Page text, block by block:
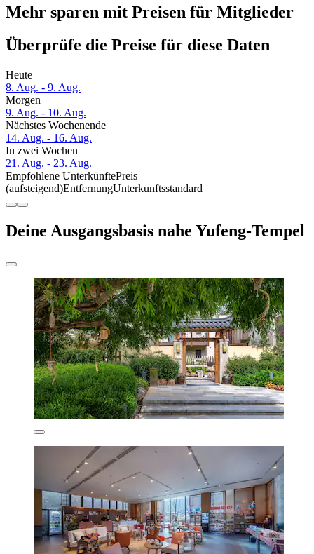
Mehr sparen mit Preisen für Mitglieder
Überprüfe die Preise für diese Daten
Heute
8. Aug. - 9. Aug.
Morgen
9. Aug. - 10. Aug.
Nächstes Wochenende
14. Aug. - 16. Aug.
In zwei Wochen
21. Aug. - 23. Aug.
Empfohlene UnterkünftePreis
(aufsteigend)EntfernungUnterkunftsstandard
Deine Ausgangsbasis nahe Yufeng-Tempel